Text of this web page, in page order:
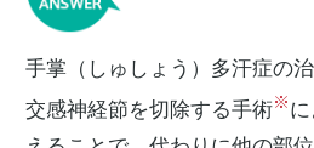
手掌（しゅしょう）多汗症の
交感神経節を切除する手術※